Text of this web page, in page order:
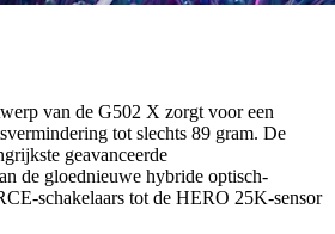
van de G502 X zorgt voor een
tot slechts 89 gram. De
geavanceerde
de gloednieuwe hybride optisch-
schakelaars tot de HERO 25K-sensor